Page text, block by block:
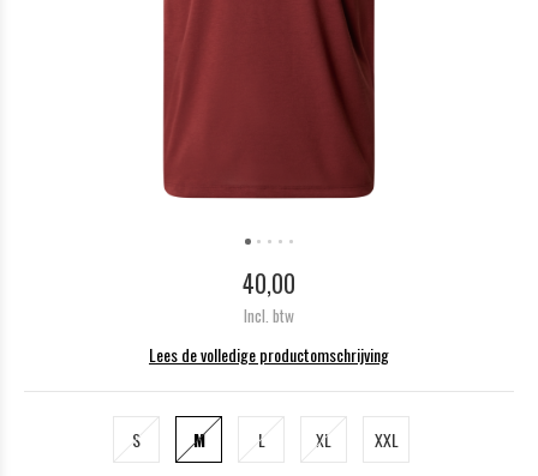
40,00
Incl. btw
Lees de volledige productomschrijving
S M L XL XXL